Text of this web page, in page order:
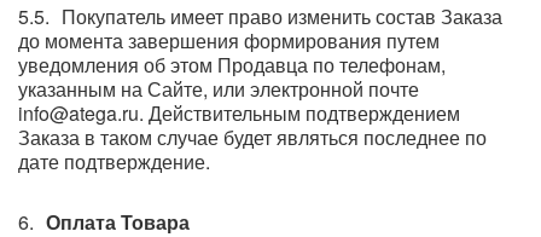
Покупатель имеет право изменить состав Заказа
до момента завершения формирования путем
уведомления об этом Продавца по телефонам,
указанным на Сайте, или электронной почте
info@atega.ru. Действительным подтверждением
Заказа в таком случае будет являться последнее по
дате подтверждение.
Оплата Товара